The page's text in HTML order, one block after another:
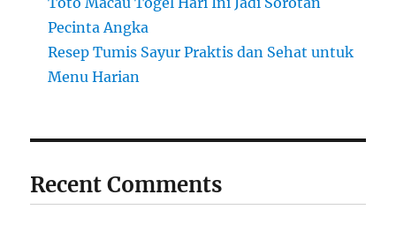
Pecinta Angka
Resep Tumis Sayur Praktis dan Sehat untuk
Menu Harian
Recent Comments